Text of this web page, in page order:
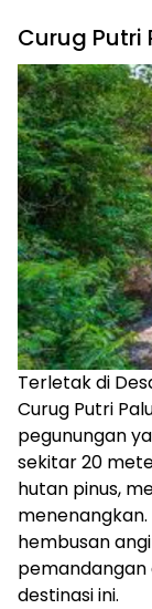
Curug Putri
Terletak di
Curug Putri
pegunungan
sekitar 20
hutan pinus,
hembusan
pemandangan
destinasi ini.